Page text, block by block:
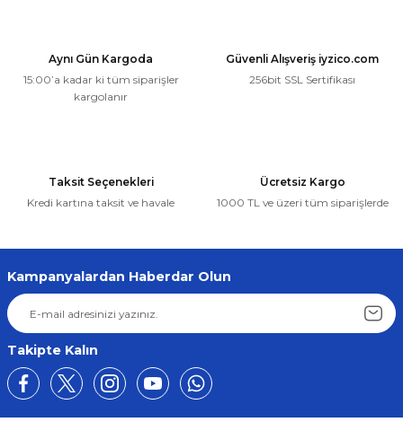
Aynı Gün Kargoda
15:00’a kadar ki tüm siparişler
kargolanır
Güvenli Alışveriş iyzico.com
256bit SSL Sertifikası
Taksit Seçenekleri
Kredi kartına taksit ve havale
Ücretsiz Kargo
1000 TL ve üzeri tüm siparişlerde
Kampanyalardan Haberdar Olun
Takipte Kalın